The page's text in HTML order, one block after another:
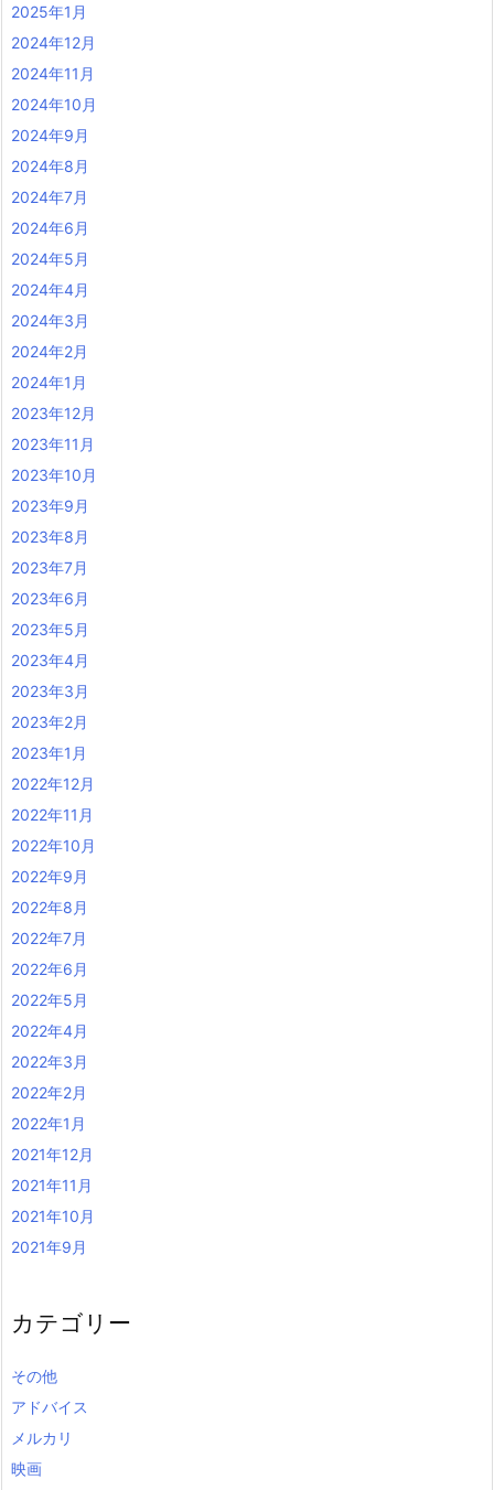
2025年1月
2024年12月
2024年11月
2024年10月
2024年9月
2024年8月
2024年7月
2024年6月
2024年5月
2024年4月
2024年3月
2024年2月
2024年1月
2023年12月
2023年11月
2023年10月
2023年9月
2023年8月
2023年7月
2023年6月
2023年5月
2023年4月
2023年3月
2023年2月
2023年1月
2022年12月
2022年11月
2022年10月
2022年9月
2022年8月
2022年7月
2022年6月
2022年5月
2022年4月
2022年3月
2022年2月
2022年1月
2021年12月
2021年11月
2021年10月
2021年9月
カテゴリー
その他
アドバイス
メルカリ
映画